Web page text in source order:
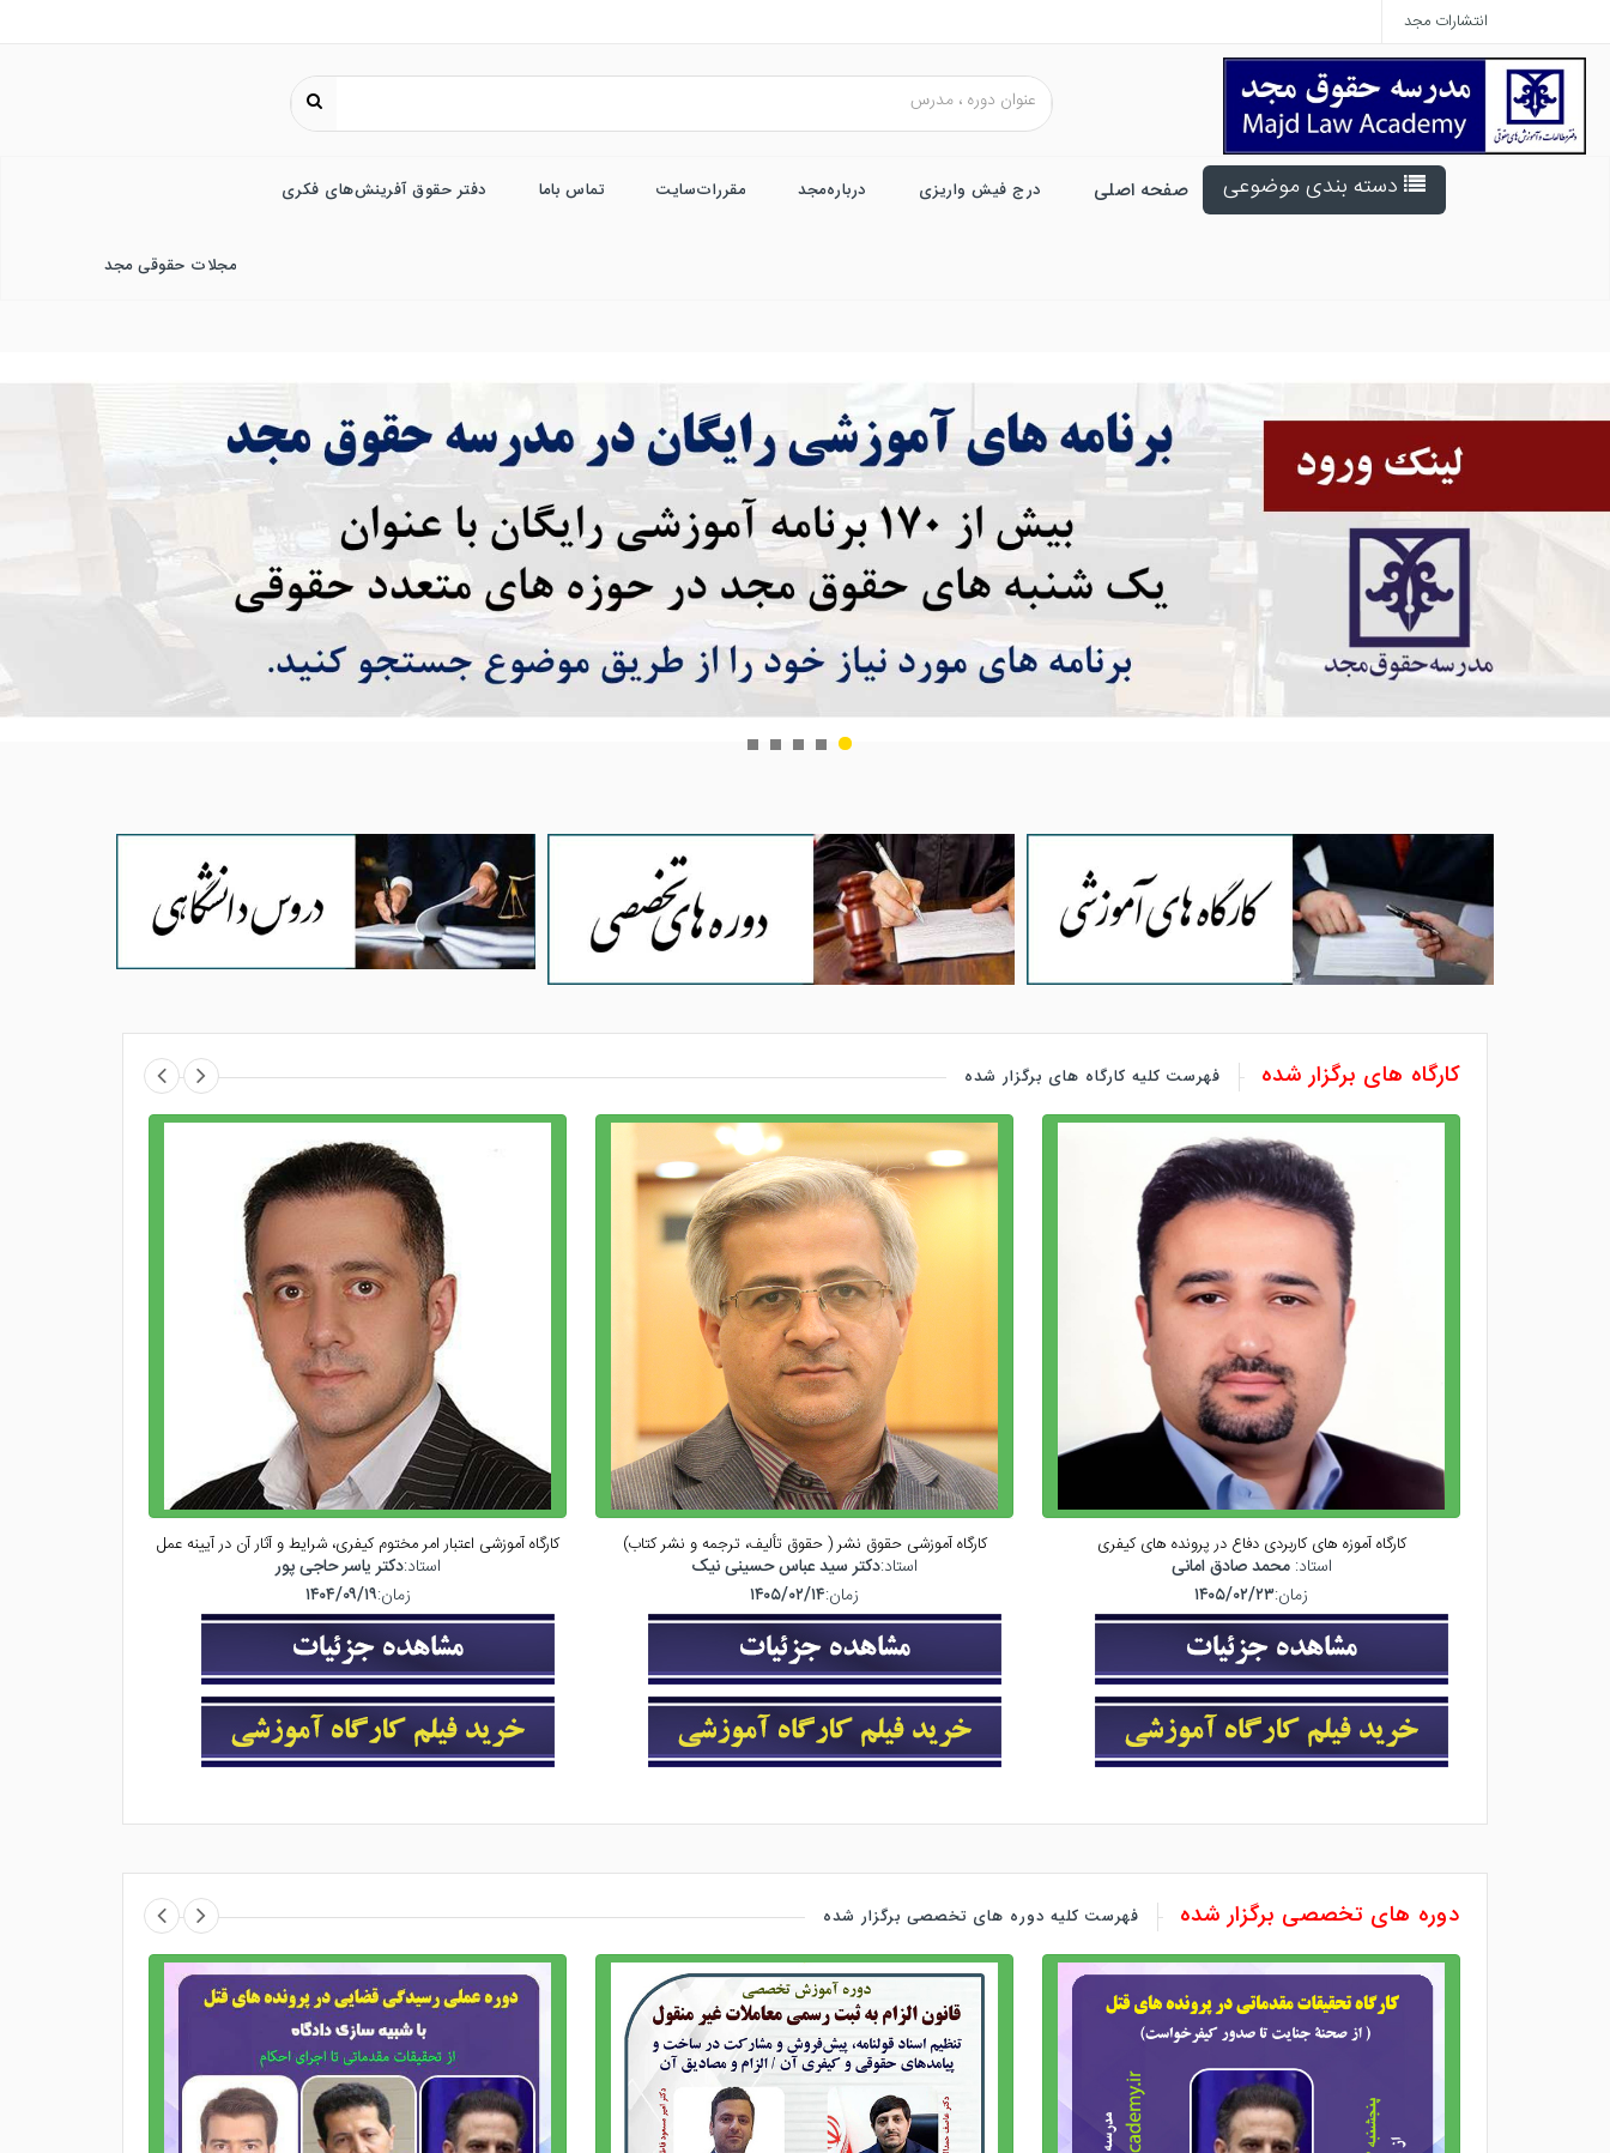
انتشارات مجد
دسته بندی موضوعی صفحه اصلی درج فیش واریزی درباره‌مجد مقررات‌سایت تماس باما دفتر حقوق آفرینش‌های فکری
مجلات حقوقی مجد
کارگاه های برگزار شده فهرست کلیه کارگاه های برگزار شده
کارگاه آموزه های کاربردی دفاع در پرونده های کیفری
استاد: محمد صادق امانی
زمان:۱۴۰۵/۰۲/۲۳
کارگاه آموزشی حقوق نشر ( حقوق تألیف، ترجمه و نشر کتاب)
استاد:دکتر سید عباس حسینی نیک
زمان:۱۴۰۵/۰۲/۱۴
کارگاه آموزشی اعتبار امر مختوم کیفری، شرایط و آثار آن در آیینه عمل
استاد:دکتر یاسر حاجی پور
زمان:۱۴۰۴/۰۹/۱۹
دوره های تخصصی برگزار شده فهرست کلیه دوره های تخصصی برگزار شده